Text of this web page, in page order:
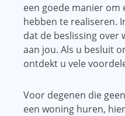
een goede manier om
hebben te realiseren.
dat de beslissing over
aan jou. Als u besluit
ontdekt u vele
Voor degenen die
een woning huren,